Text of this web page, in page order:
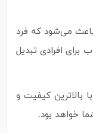
باعث می‌شود که فرد
افرادی تبدیل
بالاترین کیفیت و
خواهد بود.